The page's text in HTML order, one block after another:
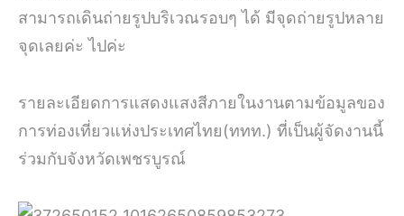
สามารถเดินถ่ายรูปบริเวณรอบๆ ได้ มีจุดถ่ายรูปหลาย
จุดเลยค่ะ ไปค่ะ
รายละเอียดการแสดงแสงสีภายในงานตามข้อมูลของ
การท่องเที่ยวแห่งประเทศไทย(ททท.) ที่เป็นผู้จัดงานนี้
ร่วมกับจังหวัดเพชรบูรณ์